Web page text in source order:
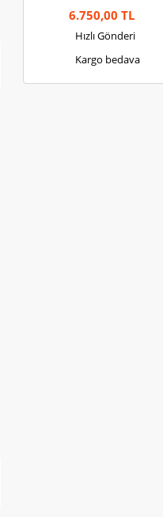
6.750,00 TL
Hızlı Gönderi
Kargo bedava